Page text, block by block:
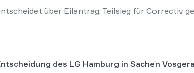
über Eilantrag: Teilsieg für Correctiv
des LG Hamburg in Sachen